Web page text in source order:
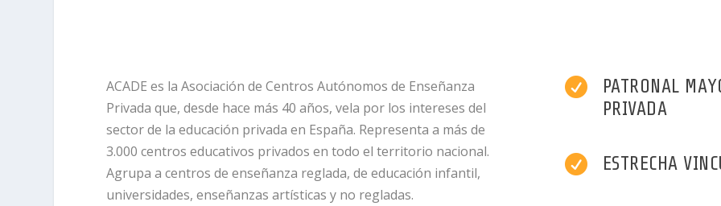
ACADE es la Asociación de Centros Autónomos de Enseñanza
Privada que, desde hace más 40 años, vela por los intereses del
sector de la educación privada en España. Representa a más de
3.000 centros educativos privados en todo el territorio nacional.
Agrupa a centros de enseñanza reglada, de educación infantil,
universidades, enseñanzas artísticas y no regladas.

PATRONAL
PRIVADA
 ESTRECHA